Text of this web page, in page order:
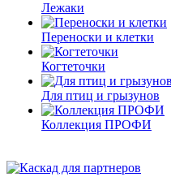
Лежаки
Переноски и клетки
Когтеточки
Для птиц и грызунов
Коллекция ПРОФИ